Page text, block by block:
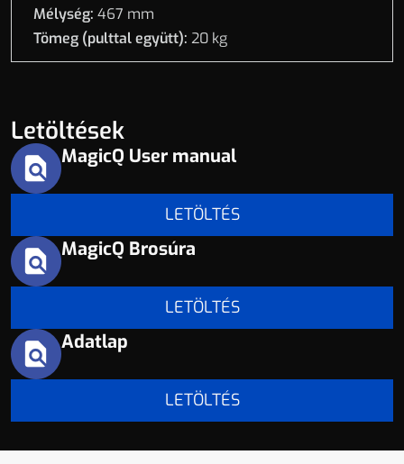
Mélység: 467 mm
Tömeg (pulttal együtt): 20 kg
Letöltések
MagicQ User manual
LETÖLTÉS
MagicQ Brosúra
LETÖLTÉS
Adatlap
LETÖLTÉS